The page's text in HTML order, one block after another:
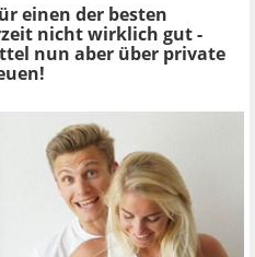
einen der besten
nicht wirklich gut -
nun aber über private